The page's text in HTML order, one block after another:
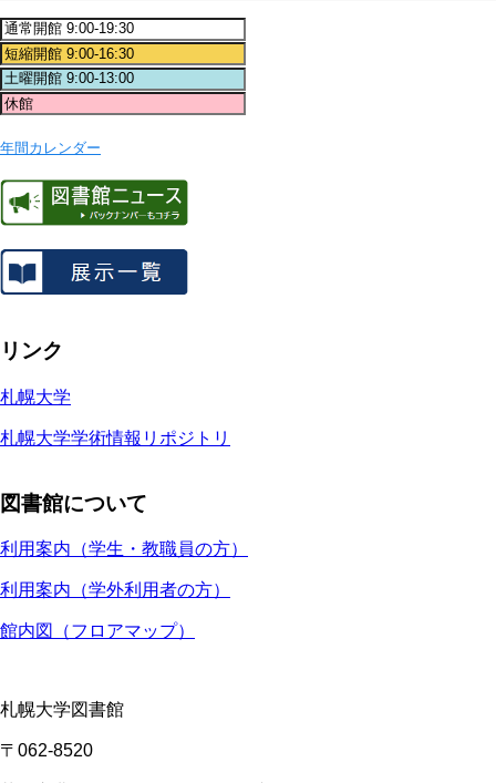
年間カレンダー
リンク
札幌大学
札幌大学学術情報リポジトリ
図書館について
利用案内（学生・教職員の方）
利用案内（学外利用者の方）
館内図（フロアマップ）
札幌大学図書館
〒062-8520